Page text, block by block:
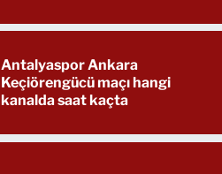
Antalyaspor Ankara
Keçiörengücü maçı hangi
kanalda saat kaçta